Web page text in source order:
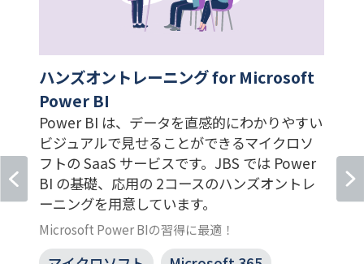
ハンズオントレーニング for Microsoft
Power BI
Power BI は、データを直感的にわかりやすい
ビジュアルで見せることができるマイクロソ
フトの SaaS サービスです。JBS では Power
BI の基礎、応用の 2コースのハンズオントレ
ーニングを用意しています。
Microsoft Power BIの習得に最適！